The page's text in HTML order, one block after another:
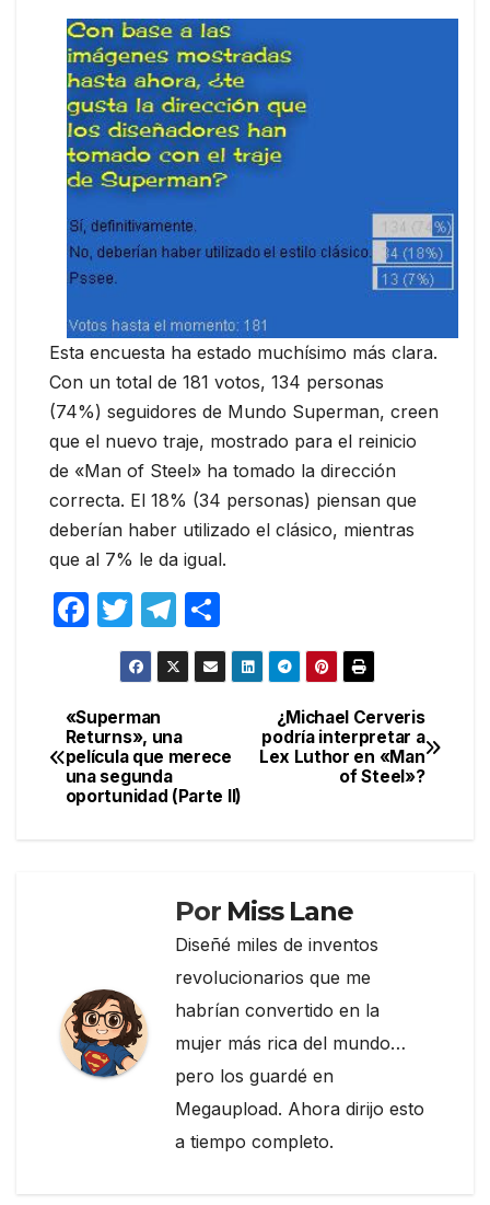
Esta encuesta ha estado muchísimo más clara.
Con un total de 181 votos, 134 personas
(74%) seguidores de Mundo Superman, creen
que el nuevo traje, mostrado para el reinicio
de «Man of Steel» ha tomado la dirección
correcta. El 18% (34 personas) piensan que
deberían haber utilizado el clásico, mientras
que al 7% le da igual.
F
e
b
o
T
w
itt
er
T
el
e
a
m
o
m
ar
tir
Navegación
de
entradas
¿Michael Cerveris
podría interpretar a
Lex Luthor en «Man
of Steel»?
«Superman
Returns», una
película que merece
una segunda
oportunidad (Parte II)
Por Miss Lane
Diseñé miles de inventos
revolucionarios que me
habrían convertido en la
mujer más rica del mundo…
pero los guardé en
Megaupload. Ahora dirijo esto
a tiempo completo.